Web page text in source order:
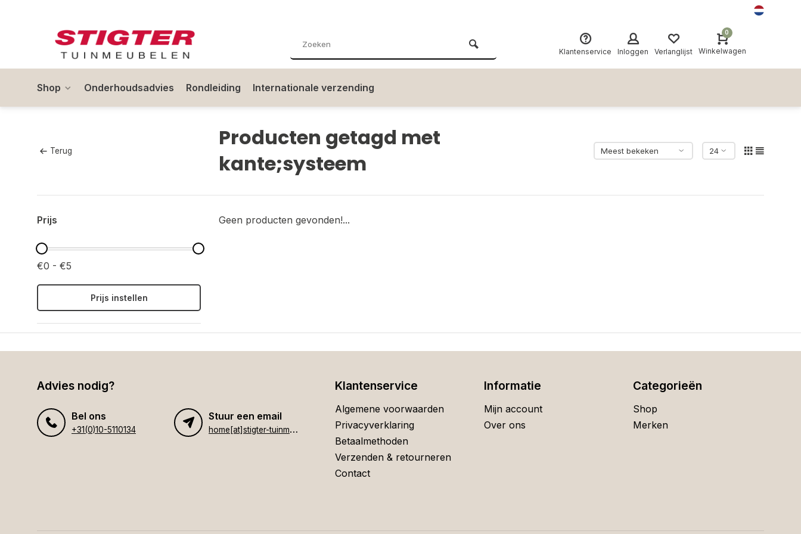
Klantenservice Inloggen Verlanglijst
0
Winkelwagen
Shop Onderhoudsadvies Rondleiding Internationale verzending
Terug
Producten getagd met
kante;systeem
Prijs
€0 - €5
Prijs instellen
Geen producten gevonden!...
Advies nodig?
Bel ons
+31(0)10-5110134
Stuur een email
h
ome[at]stigter-tuinmeubelen.nl
Klantenservice
Algemene voorwaarden
Privacyverklaring
Betaalmethoden
Verzenden & retourneren
Contact
Informatie
Mijn account
Over ons
Categorieën
Shop
Merken